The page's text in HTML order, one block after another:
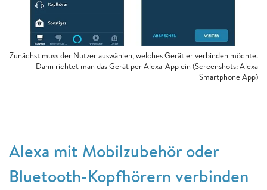
Zunächst muss der Nutzer auswählen, welches Gerät er verbinden möchte.
Dann richtet man das Gerät per Alexa-App ein (Screenshots: Alexa
Smartphone App)
Alexa mit Mobilzubehör oder
Bluetooth-Kopfhörern verbinden